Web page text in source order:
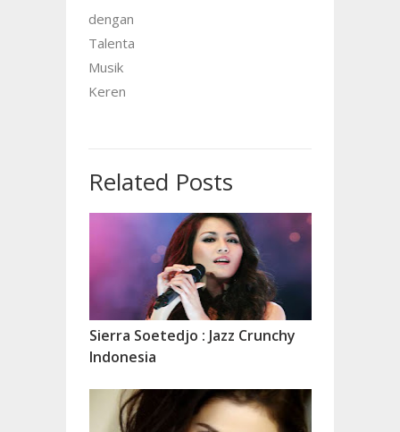
dengan
Talenta
Musik
Keren
Related Posts
Sierra Soetedjo : Jazz Crunchy
Indonesia